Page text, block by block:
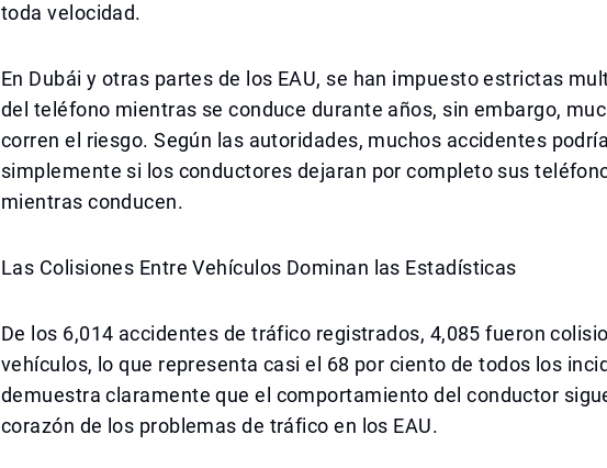
toda velocidad.
En Dubái y otras partes de los EAU, se han impuesto estrictas
del teléfono mientras se conduce durante años, sin embargo,
corren el riesgo. Según las autoridades, muchos accidentes
simplemente si los conductores dejaran por completo sus
mientras conducen.
Las Colisiones Entre Vehículos Dominan las Estadísticas
De los 6,014 accidentes de tráfico registrados, 4,085 fueron
vehículos, lo que representa casi el 68 por ciento de todos los
demuestra claramente que el comportamiento del conductor
corazón de los problemas de tráfico en los EAU.